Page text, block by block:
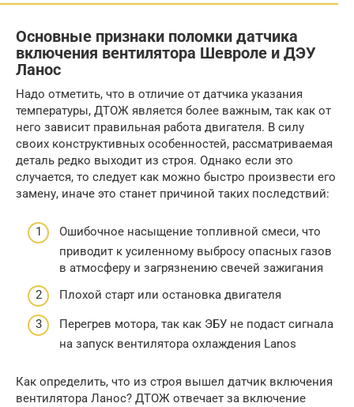
Основные признаки поломки датчика
включения вентилятора Шевроле и ДЭУ
Ланос
Надо отметить, что в отличие от датчика указания
температуры, ДТОЖ является более важным, так как от
него зависит правильная работа двигателя. В силу
своих конструктивных особенностей, рассматриваемая
деталь редко выходит из строя. Однако если это
случается, то следует как можно быстро произвести его
замену, иначе это станет причиной таких последствий:
Ошибочное насыщение топливной смеси, что
приводит к усиленному выбросу опасных газов
в атмосферу и загрязнению свечей зажигания
Плохой старт или остановка двигателя
Перегрев мотора, так как ЭБУ не подаст сигнала
на запуск вентилятора охлаждения Lanos
Как определить, что из строя вышел датчик включения
вентилятора Ланос? ДТОЖ отвечает за включение